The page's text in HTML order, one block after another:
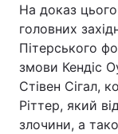
На доказ
головних
Пітерського
змови Кендіс
Стівен Сігал,
Ріттер, який
злочини, а